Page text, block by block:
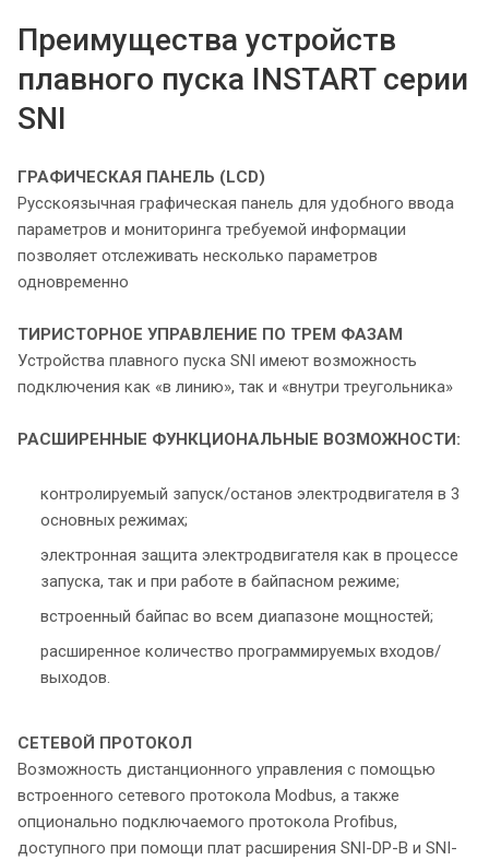
Преимущества устройств
плавного пуска INSTART серии
SNI
ГРАФИЧЕСКАЯ ПАНЕЛЬ (LCD)
Русскоязычная графическая панель для удобного ввода
параметров и мониторинга требуемой информации
позволяет отслеживать несколько параметров
одновременно
ТИРИСТОРНОЕ УПРАВЛЕНИЕ ПО ТРЕМ ФАЗАМ
Устройства плавного пуска SNI имеют возможность
подключения как «в линию», так и «внутри треугольника»
РАСШИРЕННЫЕ ФУНКЦИОНАЛЬНЫЕ ВОЗМОЖНОСТИ:
контролируемый запуск/останов электродвигателя в 3
основных режимах;
электронная защита электродвигателя как в процессе
запуска, так и при работе в байпасном режиме;
встроенный байпас во всем диапазоне мощностей;
расширенное количество программируемых входов/
выходов.
СЕТЕВОЙ ПРОТОКОЛ
Возможность дистанционного управления с помощью
встроенного сетевого протокола Modbus, а также
опционально подключаемого протокола Profibus,
доступного при помощи плат расширения SNI-DP-B и SNI-